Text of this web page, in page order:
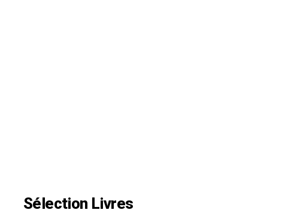
Sélection Livres